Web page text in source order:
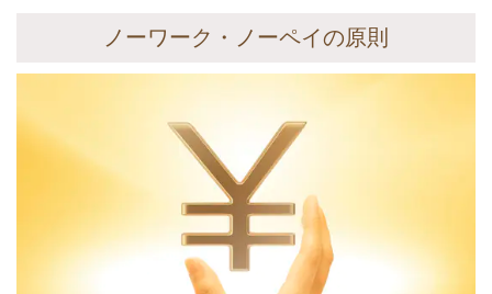
ノーワーク・ノーペイの原則